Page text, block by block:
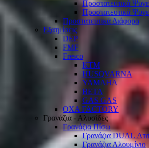
Προστατευτικά
Προστατευτικά
Προστατευτικά Διάφορα
Εξατμίσεις
DEP
FMF
Fresco
KTM
HUSQVARNA
YAMAHA
BETA
GAS GAS
OXA FACTORY
Γρανάζια - Αλυσίδες
Γρανάζια Πίσω
Γρανάζια DUAL
Γρανάζια Αλουμίνιο